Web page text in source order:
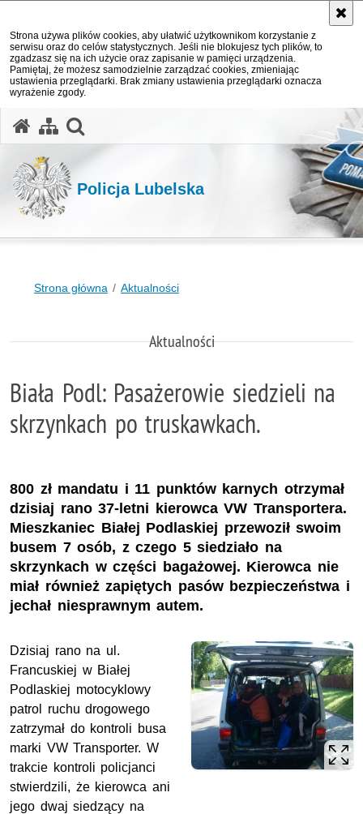
Strona używa plików cookies, aby ułatwić użytkownikom korzystanie z
serwisu oraz do celów statystycznych. Jeśli nie blokujesz tych plików, to
zgadzasz się na ich użycie oraz zapisanie w pamięci urządzenia.
Pamiętaj, że możesz samodzielnie zarządzać cookies, zmieniając
ustawienia przeglądarki. Brak zmiany ustawienia przeglądarki oznacza
wyrażenie zgody.
Policja Lubelska
Strona główna Aktualności
Aktualności
Biała Podl: Pasażerowie siedzieli na
skrzynkach po truskawkach.
800 zł mandatu i 11 punktów karnych otrzymał
dzisiaj rano 37-letni kierowca VW Transportera.
Mieszkaniec Białej Podlaskiej przewoził swoim
busem 7 osób, z czego 5 siedziało na
skrzynkach w części bagażowej. Kierowca nie
miał również zapiętych pasów bezpieczeństwa i
jechał niesprawnym autem.
Dzisiaj rano na ul.
Francuskiej w Białej
Podlaskiej motocyklowy
patrol ruchu drogowego
zatrzymał do kontroli busa
marki VW Transporter. W
trakcie kontroli policjanci
stwierdzili, że kierowca ani
jego dwaj siedzący na